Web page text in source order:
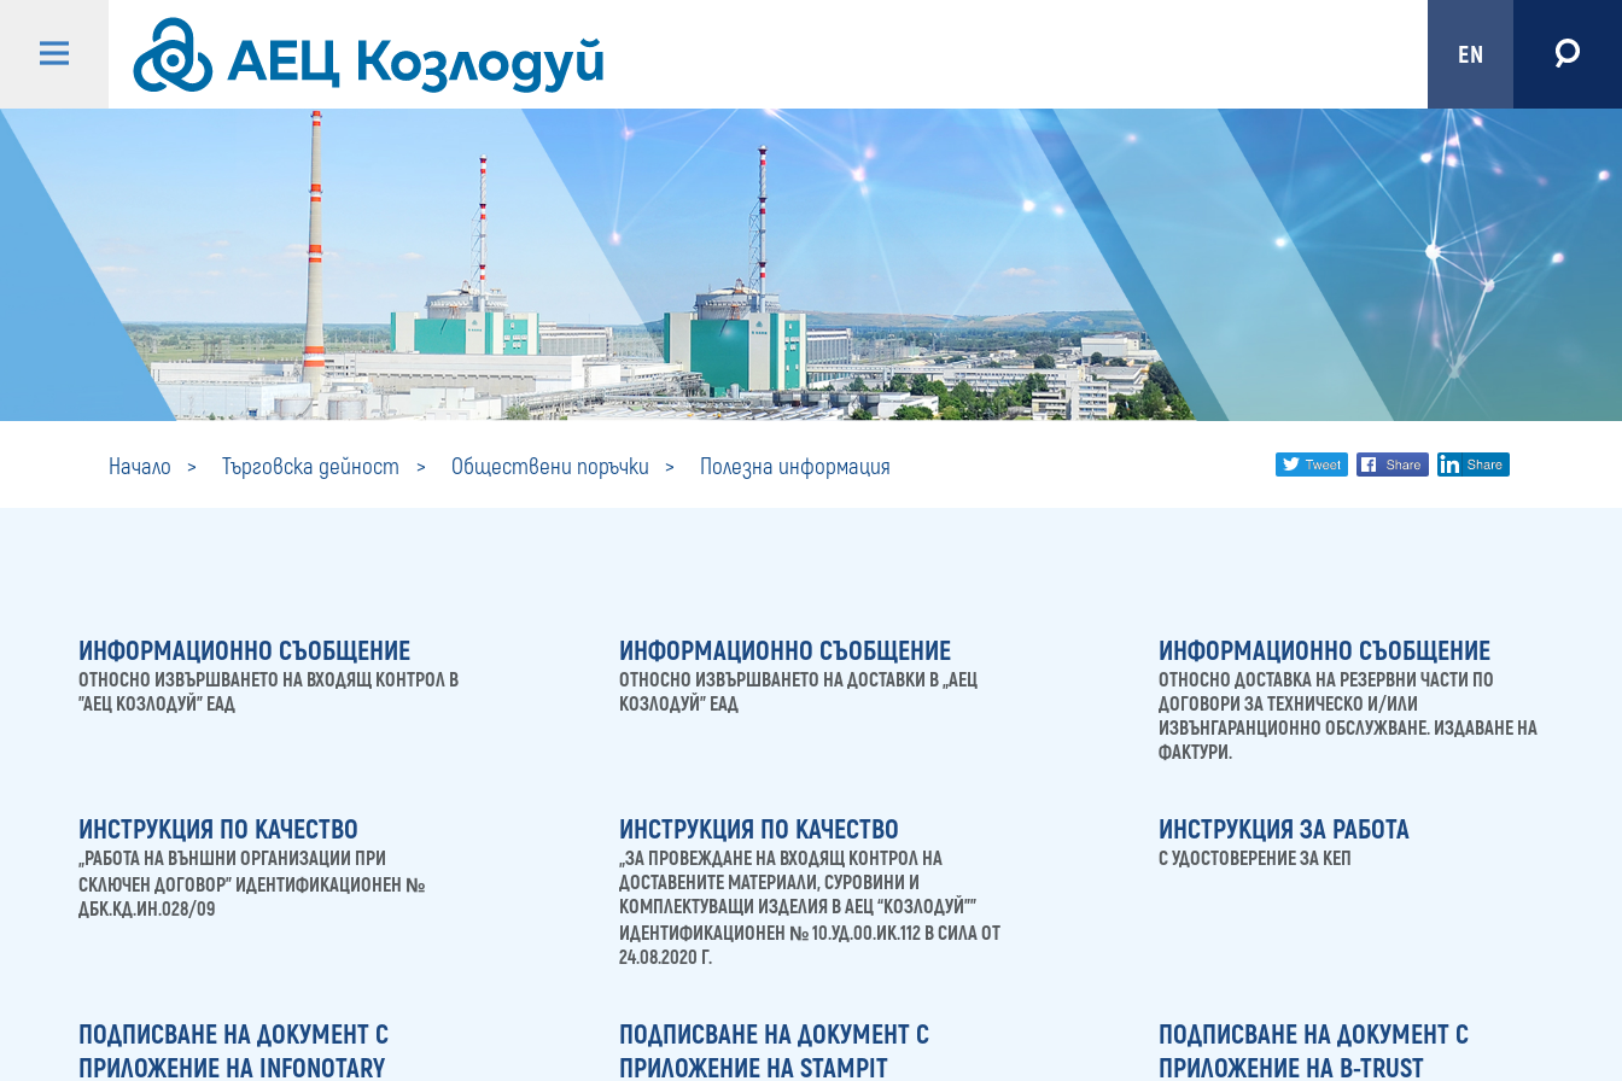
EN
Начало Търговска дейност Обществени поръчки Полезна информация
Полезна
Share
twitter facebook
ИНФОРМАЦИОННО СЪОБЩЕНИЕ
ОТНОСНО ИЗВЪРШВАНЕТО НА ВХОДЯЩ КОНТРОЛ В
"АЕЦ КОЗЛОДУЙ" ЕАД
ИНФОРМАЦИОННО СЪОБЩЕНИЕ
ОТНОСНО ИЗВЪРШВАНЕТО НА ДОСТАВКИ В „АЕЦ
КОЗЛОДУЙ” ЕАД
ИНФОРМАЦИОННО СЪОБЩЕНИЕ
ОТНОСНО ДОСТАВКА НА РЕЗЕРВНИ ЧАСТИ ПО
ДОГОВОРИ ЗА ТЕХНИЧЕСКО И/ИЛИ
ИЗВЪНГАРАНЦИОННО ОБСЛУЖВАНЕ. ИЗДАВАНЕ НА
ФАКТУРИ.
ИНСТРУКЦИЯ ПО КАЧЕСТВО
„РАБОТА НА ВЪНШНИ ОРГАНИЗАЦИИ ПРИ
СКЛЮЧЕН ДОГОВОР” ИДЕНТИФИКАЦИОНЕН №
ДБК.КД.ИН.028/09
ИНСТРУКЦИЯ ПО КАЧЕСТВО
„ЗА ПРОВЕЖДАНЕ НА ВХОДЯЩ КОНТРОЛ НА
ДОСТАВЕНИТЕ МАТЕРИАЛИ, СУРОВИНИ И
КОМПЛЕКТУВАЩИ ИЗДЕЛИЯ В АЕЦ “КОЗЛОДУЙ””
ИДЕНТИФИКАЦИОНЕН № 10.УД.00.ИК.112 В СИЛА ОТ
24.08.2020 Г.
ИНСТРУКЦИЯ ЗА РАБОТА
С УДОСТОВЕРЕНИЕ ЗА КЕП
ПОДПИСВАНЕ НА ДОКУМЕНТ С
ПРИЛОЖЕНИЕ НА INFONOTARY
ПОДПИСВАНЕ НА ДОКУМЕНТ С
ПРИЛОЖЕНИЕ НА STAMPIT
ПОДПИСВАНЕ НА ДОКУМЕНТ С
ПРИЛОЖЕНИЕ НА B-TRUST